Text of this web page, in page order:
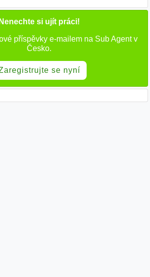
Nenechte si ujít práci!
příspěvky e-mailem na Sub Agent v
Česko.
se nyní